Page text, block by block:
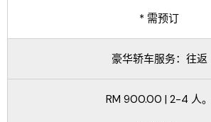
* 需预订
豪华轿车服务：往返
RM 900.00 | 2-4 人。